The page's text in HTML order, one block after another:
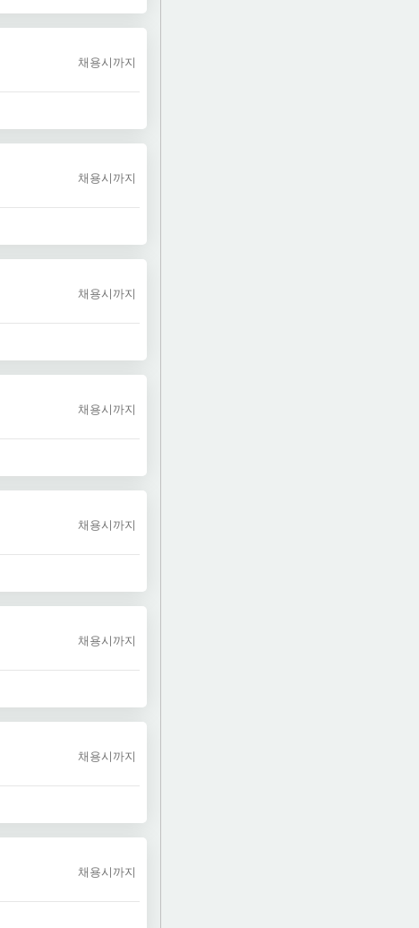
채용시까지
채용시까지
채용시까지
채용시까지
채용시까지
채용시까지
채용시까지
채용시까지